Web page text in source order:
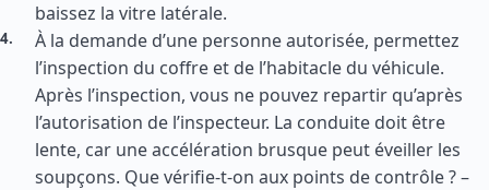
baissez la vitre latérale.
À la demande d’une personne autorisée, permettez
l’inspection du coffre et de l’habitacle du véhicule.
Après l’inspection, vous ne pouvez repartir qu’après
l’autorisation de l’inspecteur. La conduite doit être
lente, car une accélération brusque peut éveiller les
soupçons. Que vérifie-t-on aux points de contrôle ? –